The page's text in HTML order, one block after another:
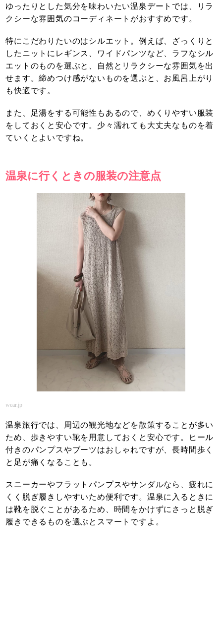
ゆったりとした気分を味わいたい温泉デートでは、リラ
クシーな雰囲気のコーディネートがおすすめです。
特にこだわりたいのはシルエット。例えば、ざっくりと
したニットにレギンス、ワイドパンツなど、ラフなシル
エットのものを選ぶと、自然とリラクシーな雰囲気を出
せます。締めつけ感がないものを選ぶと、お風呂上がり
も快適です。
また、足湯をする可能性もあるので、めくりやすい服装
をしておくと安心です。少々濡れても大丈夫なものを着
ていくとよいですね。
温泉に行くときの服装の注意点
wear.jp
温泉旅行では、周辺の観光地などを散策することが多い
ため、歩きやすい靴を用意しておくと安心です。ヒール
付きのパンプスやブーツはおしゃれですが、長時間歩く
と足が痛くなることも。
スニーカーやフラットパンプスやサンダルなら、疲れに
くく脱ぎ履きしやすいため便利です。温泉に入るときに
は靴を脱ぐことがあるため、時間をかけずにさっと脱ぎ
履きできるものを選ぶとスマートですよ。